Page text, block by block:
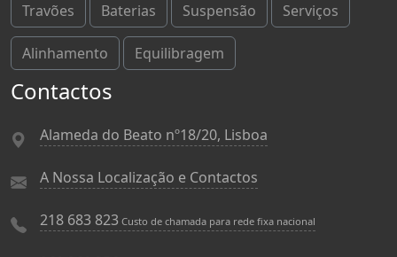
Travões Baterias Suspensão Serviços
Alinhamento Equilibragem
Contactos
Alameda do Beato nº18/20, Lisboa
A Nossa Localização e Contactos
218 683 823 Custo de chamada para rede fixa nacional